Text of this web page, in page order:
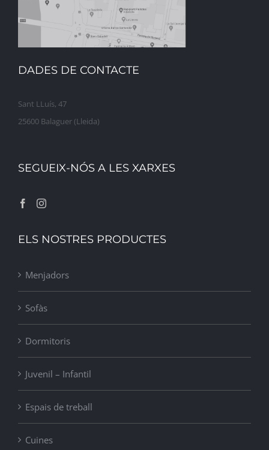
DADES DE CONTACTE
Sant LLuís, 47
25600 Balaguer (Lleida)
SEGUEIX-NÓS A LES XARXES
ELS NOSTRES PRODUCTES
Menjadors
Sofàs
Dormitoris
Juvenil – Infantil
Espais de treball
Cuines